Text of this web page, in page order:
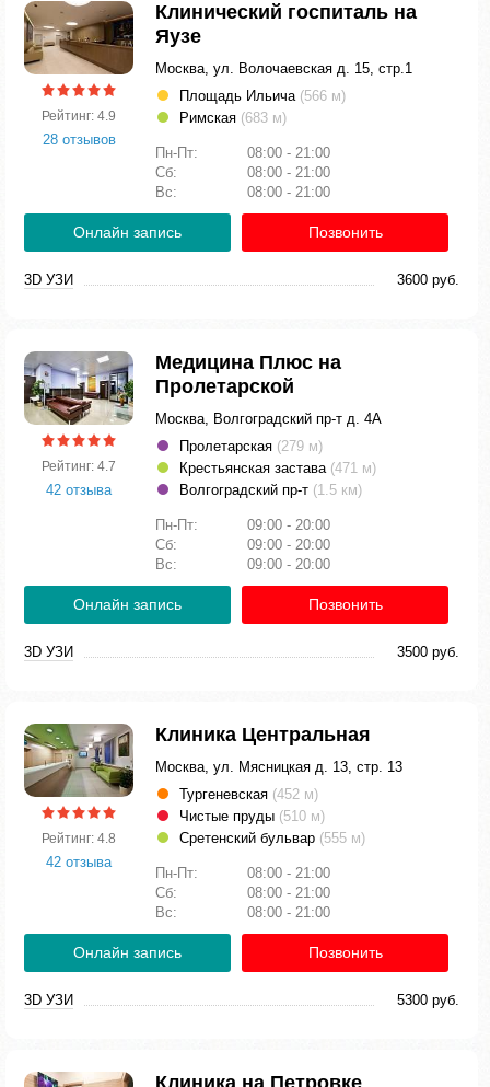
Рейтинг: 4.9
28 отзывов
Клинический госпиталь на
Яузе
Москва, ул. Волочаевская д. 15, стр.1
Площадь Ильича (566 м)
Римская (683 м)
Пн-Пт:
08:00 - 21:00
Сб:
08:00 - 21:00
Вс:
08:00 - 21:00
Онлайн запись Позвонить
3D УЗИ 3600 руб.
Рейтинг: 4.7
42 отзыва
Медицина Плюс на
Пролетарской
Москва, Волгоградский пр-т д. 4А
Пролетарская (279 м)
Крестьянская застава (471 м)
Волгоградский пр-т (1.5 км)
Пн-Пт:
09:00 - 20:00
Сб:
09:00 - 20:00
Вс:
09:00 - 20:00
Онлайн запись Позвонить
3D УЗИ 3500 руб.
Рейтинг: 4.8
42 отзыва
Клиника Центральная
Москва, ул. Мясницкая д. 13, стр. 13
Тургеневская (452 м)
Чистые пруды (510 м)
Сретенский бульвар (555 м)
Пн-Пт:
08:00 - 21:00
Сб:
08:00 - 21:00
Вс:
08:00 - 21:00
Онлайн запись Позвонить
3D УЗИ 5300 руб.
Клиника на Петровке